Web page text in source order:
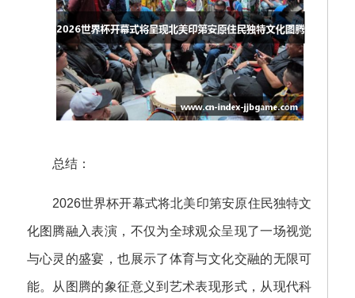
总结：
2026世界杯开幕式将北美印第安原住民独特文
化图腾融入表演，不仅为全球观众呈现了一场视觉
与心灵的盛宴，也展示了体育与文化交融的无限可
能。从图腾的象征意义到艺术表现形式，从现代科